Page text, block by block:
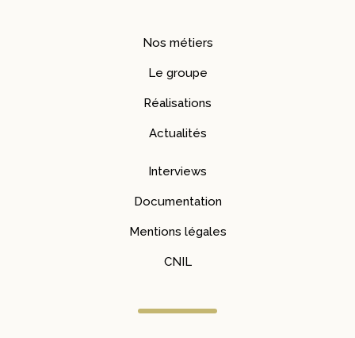
Nos métiers
Le groupe
Réalisations
Actualités
Interviews
Documentation
Mentions légales
CNIL